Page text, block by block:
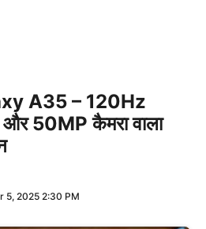
A35 – 120Hz
50MP कैमरा वाला
5, 2025 2:30 PM